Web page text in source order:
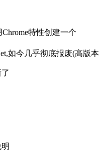
特性创建一个
如今几乎彻底报废(高版本